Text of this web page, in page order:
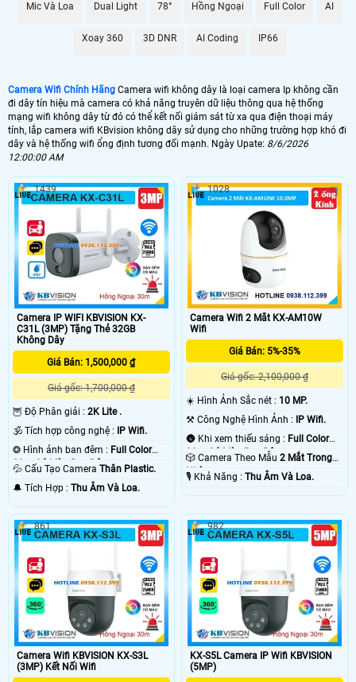
độ hay camera có chức năng thông minh báo động chống trộm mà tùy loại
bán chạy nhất của các hãng
GIÁ LẮP LOẠI CAMERA
📸 Lắp Camera Wifi 360 Giá Rẻ
1.200.000 VNĐ
🎙 Camera Wifi 360 Ngoài Trời
2.300.000 VNĐ
🔊 Lắp Camera 360 Thông Minh
1.300.000 VNĐ
💎 Camera Wifi 4MP 360 Ngoài Trời
1.980.000 VNĐ
🌟️ Thị trường camera có rất nhiều thương hiệu khác nhau. giá của camera wifi
KBvision cũng có nhiều nơi bán khác nhau tuy nhiên với camera wifi KBvision
chính hãng dịch vụ hổ trợ tốt là điều ưu tiên hơn cả giá camera. Bạn không thể
so sánh camera wifi KBvision trên mạng xã hội với camera wifi KBvision được
công ty cửa hàng uy tín bán được bởi liên quan nhiều đến chất lượng sản
phẩm , dịch vụ bảo hành và dịch vụ hổ trợ khách hàng 🌀
Mic Và Loa Dual Light 78° Hồng Ngoại Full Color AI
Xoay 360 3D DNR AI Coding IP66
Camera Wifi Chính Hãng Camera wifi không dây là loại camera Ip không cần
đi dây tín hiệu mà camera có khả năng truyên dữ liệu thông qua hệ thống
mạng wifi không dây từ đó có thể kết nối giám sát từ xa qua điện thoại máy
tính, lắp camera wifi KBvision không dây sử dụng cho những trường hợp khó đi
dây và hệ thống wifi ổng định tương đối mạnh. Ngày Upate: 8/6/2026
12:00:00 AM
Camera IP WIFI KBVISION KX-
C31L (3MP) Tặng Thẻ 32GB
Không Dây
Giá Bán: 1,500,000 ₫
Giá gốc: 1,700,000 ₫
🦉 Độ Phân giải : 2K Lite .
🕉️ Tích hợp công nghệ :
IP Wifi.
❂ Hình ảnh ban đêm : Full Color
30m Có Màu Ban Ðêm.
💦 Cấu Tạo Camera Thân Plastic.
️🔔 Tích Hợp : Thu Âm Và Loa.
1439
Camera Wifi 2 Mắt KX-AM10W
Wifi
Giá Bán: 5%-35%
Giá gốc: 2,100,000 ₫
☀️ Hình Ảnh Sắc nét : 10 MP.
⚒ Công Nghệ Hình Ảnh :
IP Wifi.
🌚 Khi xem thiếu sáng : Full Color
30m Có Màu Ban Ðêm.
🎲 Camera Theo Mẫu2 Mắt Trong
Nhà.
️🎙 Khả Năng :Thu Âm Và Loa.
1028
Camera Wifi KBVISION KX-S3L
(3MP) Kết Nối Wifi
861
KX-S5L Camera IP Wifi KBVISION
(5MP)
982